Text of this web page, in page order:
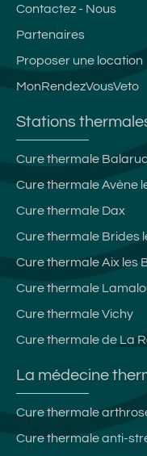
Contactez - Nous
Partenaires
Proposer une location
MonRendezVousVeto
Stations
Cure thermale
Cure thermale Avène
Cure thermale Dax
Cure thermale Brides
Cure thermale Aix les
Cure thermale
Cure thermale Vichy
Cure thermale de La
La médecine
Cure thermale
Cure thermale anti-